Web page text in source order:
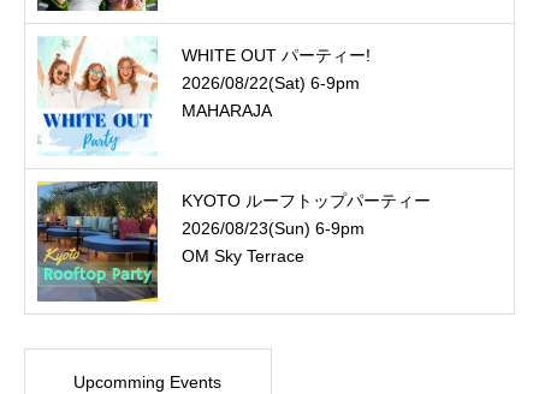
WHITE OUT パーティー!
2026/08/22(Sat) 6-9pm
MAHARAJA
KYOTO ルーフトップパーティー
2026/08/23(Sun) 6-9pm
OM Sky Terrace
Upcomming Events